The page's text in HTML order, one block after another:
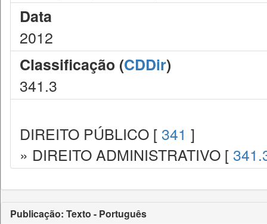
Data
2012
Classificação (CDDir)
341.3
DIREITO PÚBLICO [ 341 ]
» DIREITO ADMINISTRATIVO [
Publicação: Texto - Português